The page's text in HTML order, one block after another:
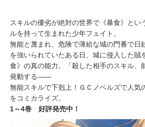
スキルの優劣が絶対の世界で《暴食》とい
ルを持って生まれた少年フェイト。
無能と蔑まれ、危険で薄給な城の門番で日
を強いられていたある日、城に侵入した賊
食》の真の能力、「殺した相手のスキル、
発動する――
無能スキルで下剋上！ＧＣノベルズで人気
をコミカライズ。
1～4巻 好評発売中！